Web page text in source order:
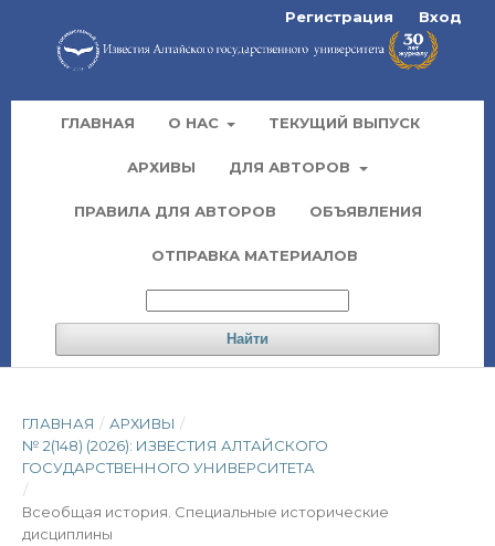
ГЛАВНАЯ О НАС ТЕКУЩИЙ ВЫПУСК
АРХИВЫ ДЛЯ АВТОРОВ
ПРАВИЛА ДЛЯ АВТОРОВ ОБЪЯВЛЕНИЯ
ОТПРАВКА МАТЕРИАЛОВ
Найти
Регистрация Вход
ГЛАВНАЯ / АРХИВЫ /
№ 2(148) (2026): ИЗВЕСТИЯ АЛТАЙСКОГО
ГОСУДАРСТВЕННОГО УНИВЕРСИТЕТА
/
Всеобщая история. Специальные исторические
дисциплины